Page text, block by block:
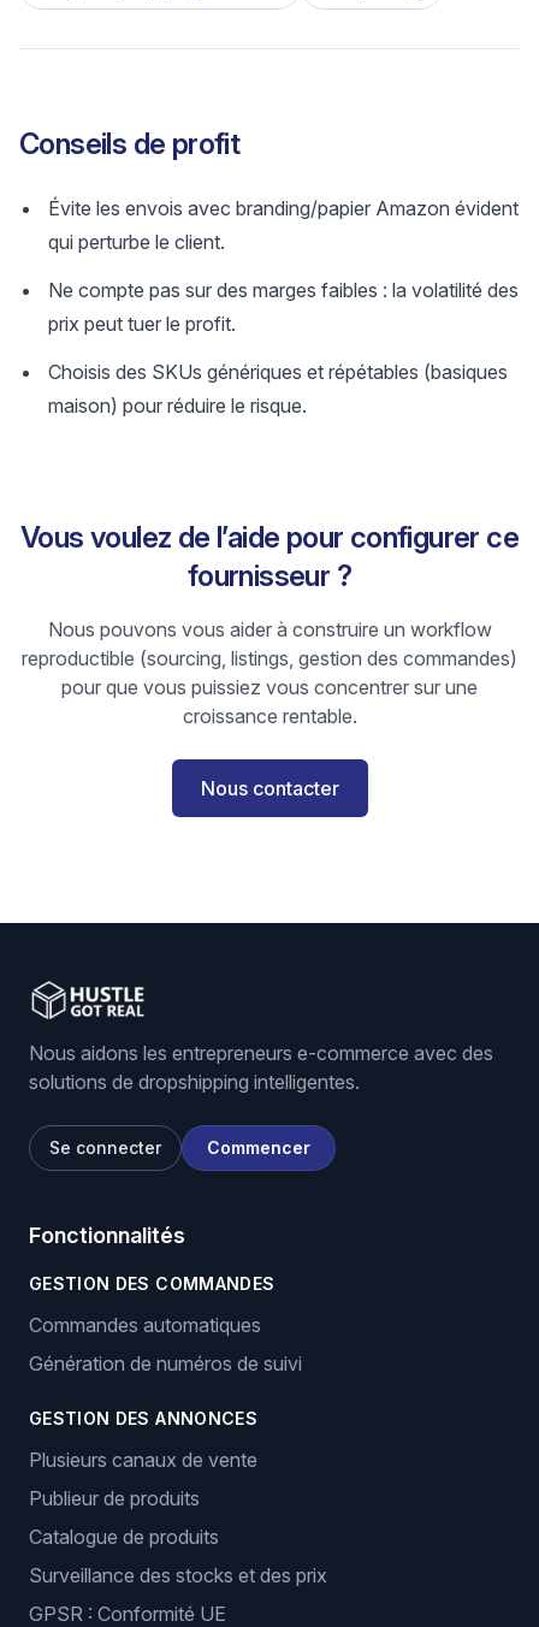
Conseils de profit
Évite les envois avec branding/papier Amazon évident
qui perturbe le client.
Ne compte pas sur des marges faibles : la volatilité des
prix peut tuer le profit.
Choisis des SKUs génériques et répétables (basiques
maison) pour réduire le risque.
Vous voulez de l’aide pour configurer ce
fournisseur ?
Nous pouvons vous aider à construire un workflow
reproductible (sourcing, listings, gestion des commandes)
pour que vous puissiez vous concentrer sur une
croissance rentable.
Nous contacter
Nous aidons les entrepreneurs e-commerce avec des
solutions de dropshipping intelligentes.
Se connecter Commencer
Fonctionnalités
GESTION DES COMMANDES
Commandes automatiques
Génération de numéros de suivi
GESTION DES ANNONCES
Plusieurs canaux de vente
Publieur de produits
Catalogue de produits
Surveillance des stocks et des prix
GPSR : Conformité UE